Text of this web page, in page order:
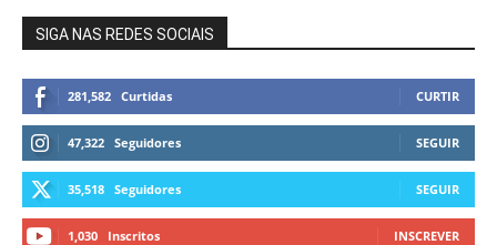
SIGA NAS REDES SOCIAIS
281,582 Curtidas CURTIR
47,322 Seguidores SEGUIR
35,518 Seguidores SEGUIR
1,030 Inscritos INSCREVER